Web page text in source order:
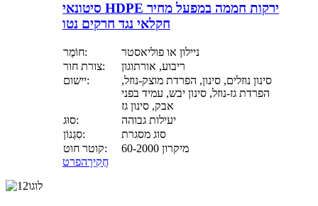
סיטונאי HDPE ירקות חממה במפעל מחיר
חקלאי נגד חרקים נטו
חוֹמֶר:
ניילון או פוליאסטר
צורת חור:
ריבוע, אורתוגון
יישום:
סינון נוזלים, סינון, הפרדת מוצק-נוזל,
הפרדת גז-נוזל, סינון יבש, עמיד בפני
אבק, סינון גז
סוּג:
יעילות גבוהה
סִגְנוֹן:
סוג מסגרת
קוטר חוט:
60-2000 מיקרון
חֲקִירָהפרט